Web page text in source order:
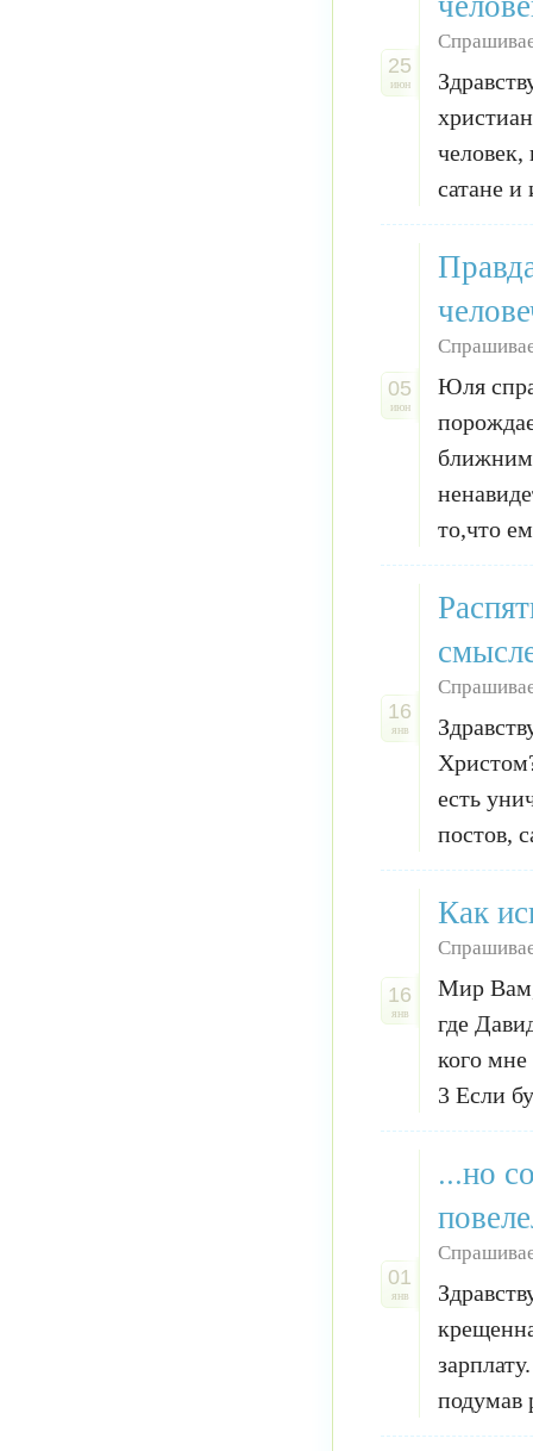
25
июн
сатане и
05
июн
Юля
ближним
то,что
16
янв
есть
постов,
16
янв
Как
Мир
где
кого мне
3 Если
01
янв
...но
подумав